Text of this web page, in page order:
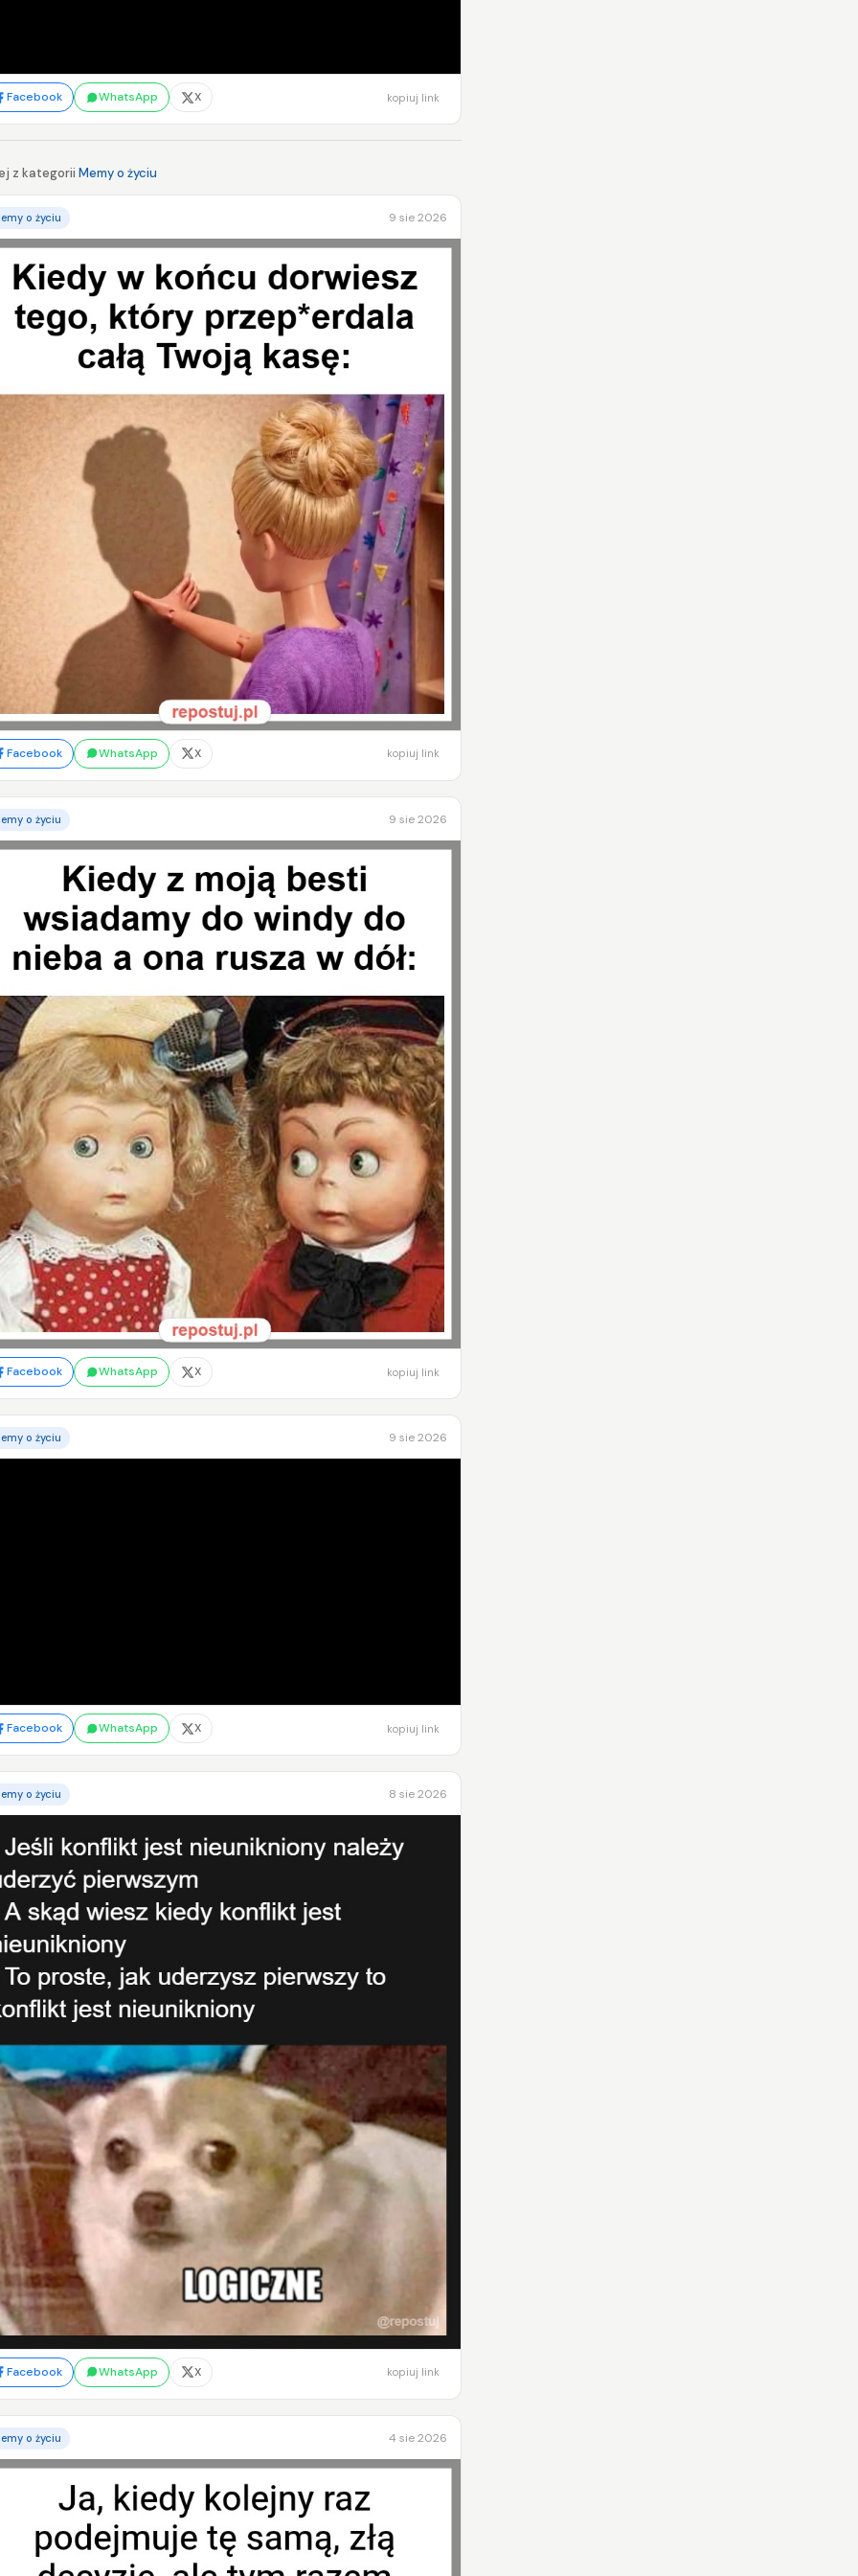
Facebook WhatsApp X kopiuj link
z kategorii Memy o życiu
o życiu 9 sie 2026
Facebook WhatsApp X kopiuj link
o życiu 9 sie 2026
Facebook WhatsApp X kopiuj link
o życiu 9 sie 2026
Facebook WhatsApp X kopiuj link
o życiu 8 sie 2026
Facebook WhatsApp X kopiuj link
o życiu 4 sie 2026